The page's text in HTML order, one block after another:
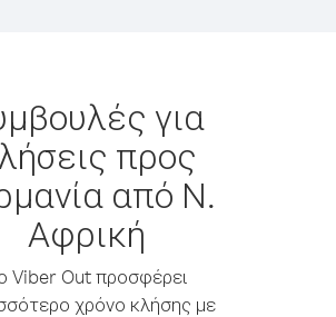
για
προς
από Ν.
Αφρική
Viber Out προσφέρει
χρόνο κλήσης με